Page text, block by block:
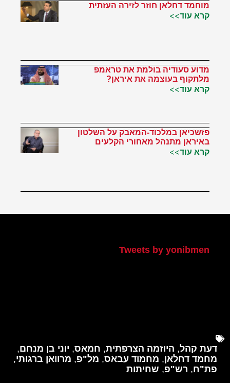
מוחמד דחלאן חוזר לזירה העזתית
קרא עוד>>
מדוע סעודיה בולמת את טראמפ
מלתקוף בעוצמה את איראן?
קרא עוד>>
פזשכיאן במלכוד-המאבק על השלטון
באיראן מתנהל מאחורי הקלעים
קרא עוד>>
Tweets by yonibmen
דעת קהל, היוזמה הצרפתית, חמאס, יוני בן מנחם,
מחמד דחלאן, מחמוד עבאס, מל"פ, מרוואן ברגותי,
פת"ח, רש"פ, שחיתות